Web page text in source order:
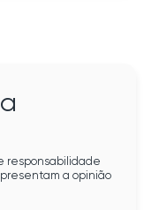
responsabilidade
a opinião